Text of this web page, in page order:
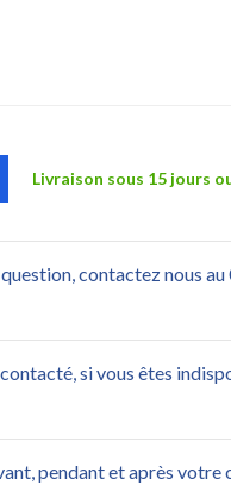
Livraison sous 15 jours
contactez nous
si vous êtes
pendant et après